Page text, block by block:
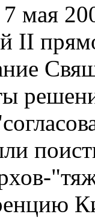
мая
II